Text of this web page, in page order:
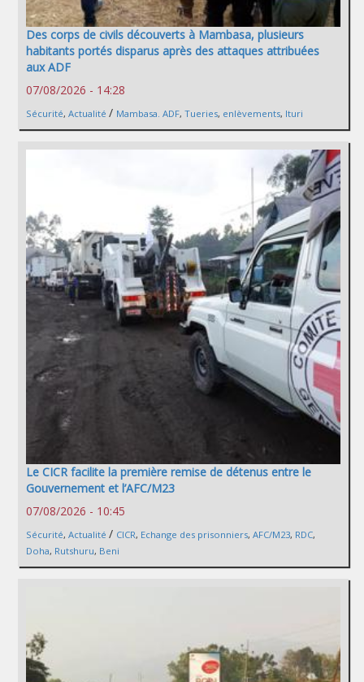
Des corps de civils découverts à Mambasa, plusieurs
habitants portés disparus après des attaques attribuées
aux ADF
07/08/2026 - 14:28
Sécurité, Actualité / Mambasa. ADF, Tueries, enlèvements, Ituri
Le CICR facilite la première remise de détenus entre le
Gouvernement et l’AFC/M23
07/08/2026 - 10:45
Sécurité, Actualité / CICR, Echange des prisonniers, AFC/M23, RDC,
Doha, Rutshuru, Beni